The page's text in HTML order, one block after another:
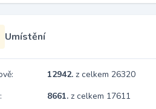
Umístění
12942. z celkem 26320
8661. z celkem 17611